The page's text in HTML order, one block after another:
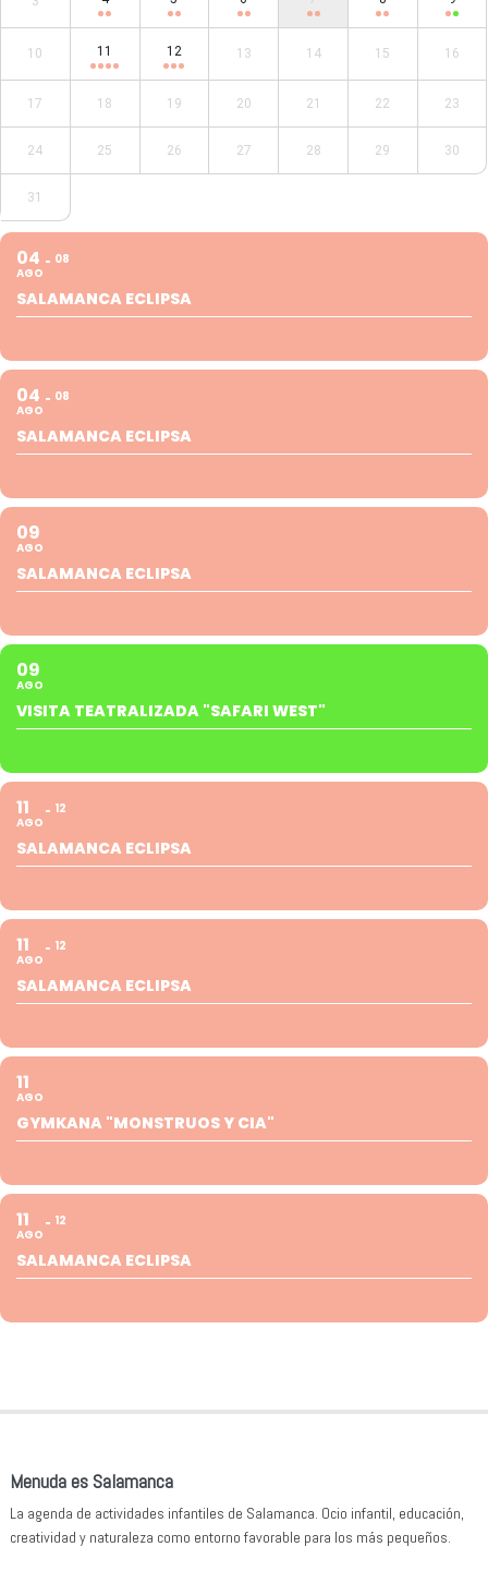
10 11 12 13 14 15 16
17 18 19 20 21 22 23
24 25 26 27 28 29 30
31
04
AGO
08
SALAMANCA ECLIPSA
04
AGO
08
SALAMANCA ECLIPSA
09
AGO
SALAMANCA ECLIPSA
09
AGO
VISITA TEATRALIZADA "SAFARI WEST"
11
AGO
12
SALAMANCA ECLIPSA
11
AGO
12
SALAMANCA ECLIPSA
11
AGO
GYMKANA "MONSTRUOS Y CIA"
11
AGO
12
SALAMANCA ECLIPSA
Menuda es Salamanca
La agenda de actividades infantiles de Salamanca. Ocio infantil, educación,
creatividad y naturaleza como entorno favorable para los más pequeños.